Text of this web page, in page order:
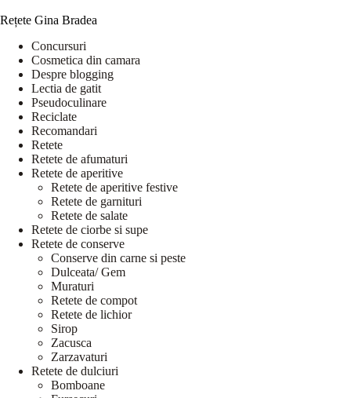
Rețete Gina Bradea
Concursuri
Cosmetica din camara
Despre blogging
Lectia de gatit
Pseudoculinare
Reciclate
Recomandari
Retete
Retete de afumaturi
Retete de aperitive
Retete de aperitive festive
Retete de garnituri
Retete de salate
Retete de ciorbe si supe
Retete de conserve
Conserve din carne si peste
Dulceata/ Gem
Muraturi
Retete de compot
Retete de lichior
Sirop
Zacusca
Zarzavaturi
Retete de dulciuri
Bomboane